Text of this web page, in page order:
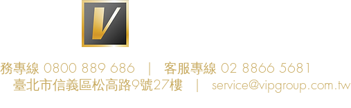
專線 0800 889 686 | 客服專線 02 8866 5681
北市信義區松高路9號27樓 | service@vipgroup.com.tw